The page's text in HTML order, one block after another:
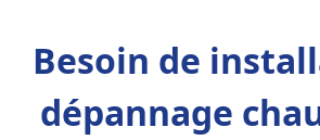
Besoin de
dépannage